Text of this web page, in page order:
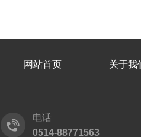
网站首页 关于我
电话
0514-88771563